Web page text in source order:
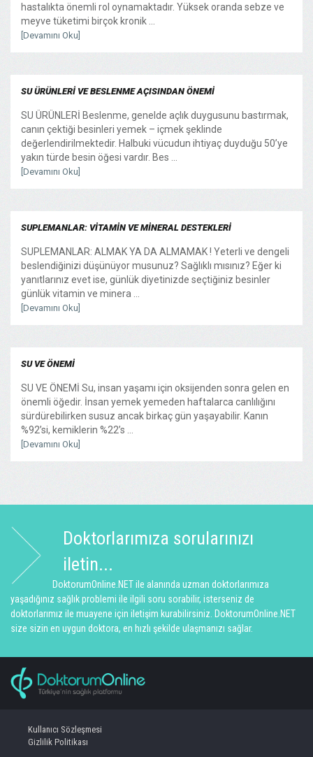
hastalıkta önemli rol oynamaktadır. Yüksek oranda sebze ve
meyve tüketimi birçok kronik ...
[Devamını Oku]
SU ÜRÜNLERİ VE BESLENME AÇISINDAN ÖNEMİ
SU ÜRÜNLERİ Beslenme, genelde açlık duygusunu bastırmak,
canın çektiği besinleri yemek – içmek şeklinde
değerlendirilmektedir. Halbuki vücudun ihtiyaç duyduğu 50’ye
yakın türde besin öğesi vardır. Bes ...
[Devamını Oku]
SUPLEMANLAR: VİTAMİN VE MİNERAL DESTEKLERİ
SUPLEMANLAR: ALMAK YA DA ALMAMAK ! Yeterli ve dengeli
beslendiğinizi düşünüyor musunuz? Sağlıklı mısınız? Eğer ki
yanıtlarınız evet ise, günlük diyetinizde seçtiğiniz besinler
günlük vitamin ve minera ...
[Devamını Oku]
SU VE ÖNEMİ
SU VE ÖNEMİ Su, insan yaşamı için oksijenden sonra gelen en
önemli öğedir. İnsan yemek yemeden haftalarca canlılığını
sürdürebilirken susuz ancak birkaç gün yaşayabilir. Kanın
%92’si, kemiklerin %22’s ...
[Devamını Oku]
Doktorlarımıza sorularınızı
iletin...
DoktorumOnline.NET ile alanında uzman doktorlarımıza
yaşadığınız sağlık problemi ile ilgili soru sorabilir, isterseniz de
doktorlarımız ile muayene için iletişim kurabilirsiniz. DoktorumOnline.NET
size sizin en uygun doktora, en hızlı şekilde ulaşmanızı sağlar.
Kullanıcı Sözleşmesi
Gizlilik Politikası